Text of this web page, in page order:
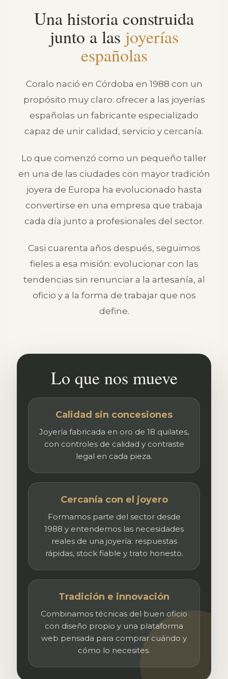
Una historia construida
junto a las joyerías
españolas
Coralo nació en Córdoba en 1988 con un
propósito muy claro: ofrecer a las joyerías
españolas un fabricante especializado
capaz de unir calidad, servicio y cercanía.
Lo que comenzó como un pequeño taller
en una de las ciudades con mayor tradición
joyera de Europa ha evolucionado hasta
convertirse en una empresa que trabaja
cada día junto a profesionales del sector.
Casi cuarenta años después, seguimos
fieles a esa misión: evolucionar con las
tendencias sin renunciar a la artesanía, al
oficio y a la forma de trabajar que nos
define.
Lo que nos mueve
Calidad sin concesiones
Joyería fabricada en oro de 18 quilates,
con controles de calidad y contraste
legal en cada pieza.
Cercanía con el joyero
Formamos parte del sector desde
1988 y entendemos las necesidades
reales de una joyería: respuestas
rápidas, stock fiable y trato honesto.
Tradición e innovación
Combinamos técnicas del buen oficio
con diseño propio y una plataforma
web pensada para comprar cuándo y
cómo lo necesites.